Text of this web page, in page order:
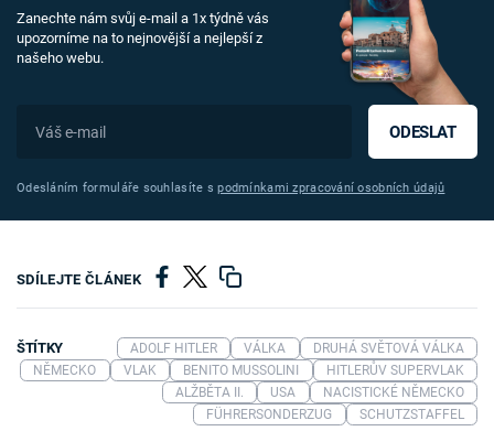
Zanechte nám svůj e-mail a 1x týdně vás
upozorníme na to nejnovější a nejlepší z
našeho webu.
ODESLAT
Odesláním formuláře souhlasíte spodmínkami zpracování osobních údajů
SDÍLEJTE ČLÁNEK
ŠTÍTKY ADOLF HITLER VÁLKA
DRUHÁ SVĚTOVÁ VÁLKA
NĚMECKO
VLAK BENITO MUSSOLINI
HITLERŮV SUPERVLAK
ALŽBĚTA II.
USA
NACISTICKÉ NĚMECKO
FÜHRERSONDERZUG
SCHUTZSTAFFEL